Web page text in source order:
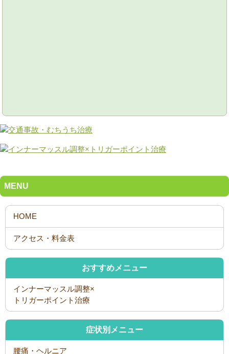
MENU
おすすめメニュー
インナーマッスル調整×
トリガーポイント治療
症状別メニュー
腰痛・ヘルニア